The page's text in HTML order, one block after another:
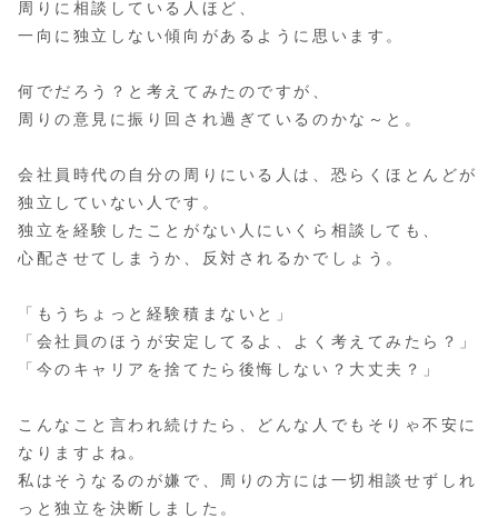
周りに相談している人ほど、
一向に独立しない傾向があるように思います。
何でだろう？と考えてみたのですが、
周りの意見に振り回され過ぎているのかな～と。
会社員時代の自分の周りにいる人は、恐らくほとんどが
独立していない人です。
独立を経験したことがない人にいくら相談しても、
心配させてしまうか、反対されるかでしょう。
「もうちょっと経験積まないと」
「会社員のほうが安定してるよ、よく考えてみたら？」
「今のキャリアを捨てたら後悔しない？大丈夫？」
こんなこと言われ続けたら、どんな人でもそりゃ不安に
なりますよね。
私はそうなるのが嫌で、周りの方には一切相談せずしれ
っと独立を決断しました。